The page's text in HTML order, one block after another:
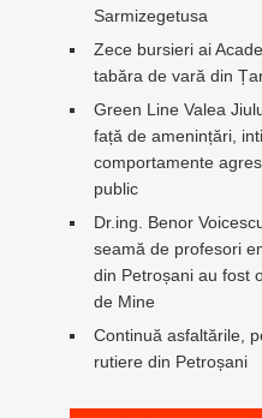
Sarmizegetusa
Zece bursieri ai
tabăra de vară din
Green Line Valea
față de amenințări,
comportamente
public
Dr.ing. Benor
seamă de profesori
din Petroșani au fost
de Mine
Continuă asfaltările,
rutiere din Petroșani